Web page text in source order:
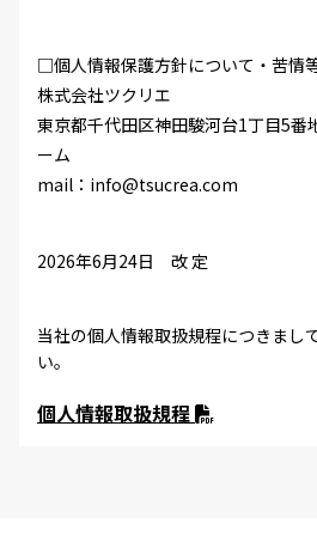
□個人情報保護方針について・苦情
株式会社ツクリエ
東京都千代田区神田駿河台1丁目5
ーム
mail：info@tsucrea.com
2026年6月24日 改 定
当社の個人情報取扱規程につきまし
い。
個人情報取扱規程